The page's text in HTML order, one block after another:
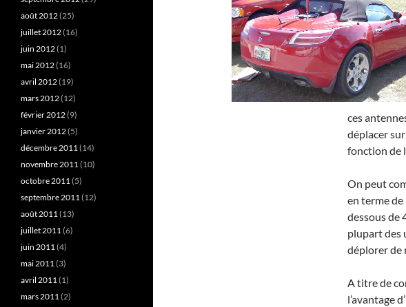
ces
déplacer
fonction de
On peut
en terme
dessous de
plupart des
déplorer de
A titre de
l’avantage
août 2012(25)
juillet 2012(16)
juin 2012(1)
mai 2012(16)
avril 2012(19)
mars 2012(12)
février 2012(9)
janvier 2012(5)
décembre 2011(14)
novembre 2011(10)
octobre 2011(5)
septembre 2011(12)
août 2011(13)
juillet 2011(6)
juin 2011(4)
mai 2011(3)
avril 2011(1)
mars 2011(2)